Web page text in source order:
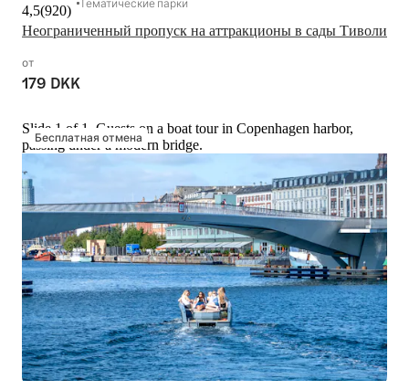
Неограниченный пропуск на аттракционы в сады Тиволи
4,5(920)
от
179 DKK
Бесплатная отмена
Slide 1 of 1, Guests on a boat tour in Copenhagen harbor,
passing under a modern bridge.